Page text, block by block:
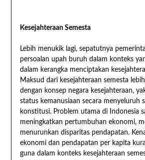
Kesejahteraan Semesta
Lebih menukik lagi, sepatutnya
persoalan upah buruh dalam konteks
dalam kerangka menciptakan
Maksud dari kesejahteraan semesta
dengan konsep negara kesejahteraan,
status kemanusiaan secara menyeluruh
konstitusi. Problem utama di Indonesia
meningkatkan pertumbuhan ekonomi,
menurunkan disparitas pendapatan.
ekonomi dan pendapatan per kapita
guna dalam konteks kesejahteraan